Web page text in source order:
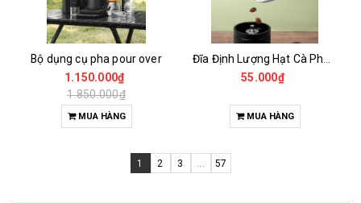
Bộ dụng cụ pha pour over
1.150.000₫
1.850.000₫
MUA HÀNG
55.000₫
MUA HÀNG
1 2 3 ... 57